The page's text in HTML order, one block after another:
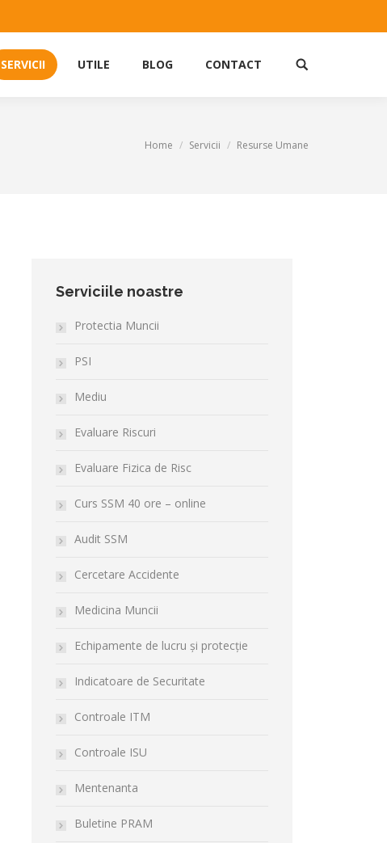
SERVICII UTILE BLOG CONTACT
Site
Home Servicii Resurse Umane
Serviciile noastre
Protectia Muncii
PSI
Mediu
Evaluare Riscuri
Evaluare Fizica de Risc
Curs SSM 40 ore – online
Audit SSM
Cercetare Accidente
Medicina Muncii
Echipamente de lucru și protecție
Indicatoare de Securitate
Controale ITM
Controale ISU
Mentenanta
Buletine PRAM